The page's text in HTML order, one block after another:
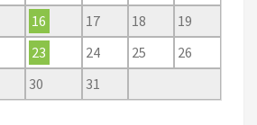
16 17 18
19
23 24 25
26
30
31